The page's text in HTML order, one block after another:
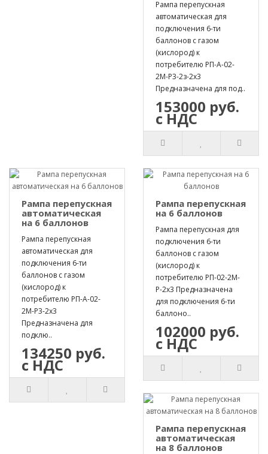
Рампа перепускная
автоматическая для
подключения 6-ти
баллонов с газом
(кислород) к
потребителю РП-А-02-
2М-Р3-2з-2х3
Предназначена для под..
153000 руб.
с НДС
Рампа перепускная
автоматическая
на 6 баллонов
Рампа перепускная
автоматическая для
подключения 6-ти
баллонов с газом
(кислород) к
потребителю РП-А-02-
2М-Р3-2х3
Предназначена для
подклю..
134250 руб.
с НДС
Рампа перепускная
на 6 баллонов
Рампа перепускная для
подключения 6-ти
баллонов с газом
(кислород) к
потребителю РП-02-2М-
Р-2х3 Предназначена
для подключения 6-ти
баллоно..
102000 руб.
с НДС
Рампа перепускная
автоматическая
на 8 баллонов